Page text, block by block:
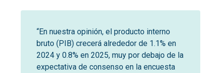
“En nuestra opinión, el producto interno
bruto (PIB) crecerá alrededor de 1.1% en
2024 y 0.8% en 2025, muy por debajo de la
expectativa de consenso en la encuesta